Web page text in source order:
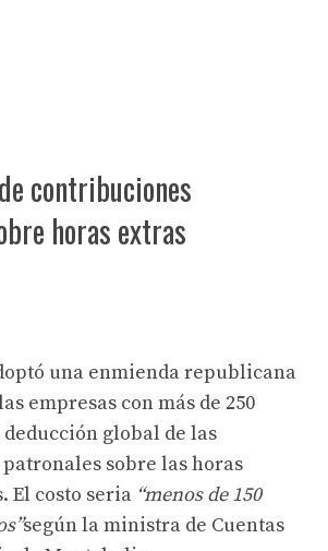
contribuciones
horas extras
una enmienda republicana
empresas con más de 250
global de las
sobre las horas
El costo seria “menos de 150
según la ministra de Cuentas